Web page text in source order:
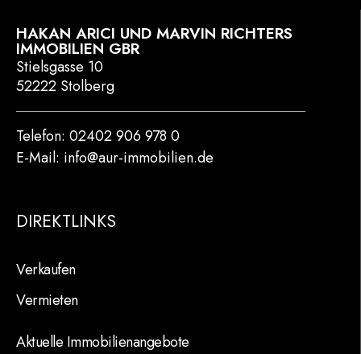
HAKAN ARICI UND MARVIN RICHTERS
IMMOBILIEN GBR
Stielsgasse 10
52222 Stolberg
Telefon: 02402 906 978 0
E-Mail: info@aur-immobilien.de
DIREKTLINKS
Verkaufen
Vermieten
Aktuelle Immobilienangebote